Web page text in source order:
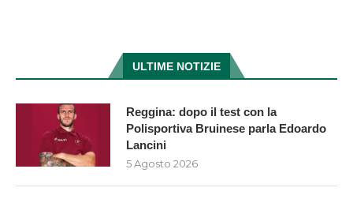
ULTIME NOTIZIE
Reggina: dopo il test con la
Polisportiva Bruinese parla Edoardo
Lancini
5 Agosto 2026